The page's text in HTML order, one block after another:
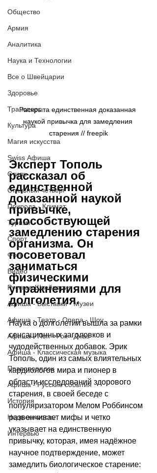
Общество
Армия
Аналитика
Наука и Технологии
Все о Швейцарии
Здоровье
Транспорт
Культура
Магия искусства
Swiss Афиша
Стиль
Стильный четверг
Природа - Климат
Туризм
Спорт
Фото
Видео
Русская Швейцария
Афиша - Выставки - Музеи
Афиша - Театр - Опера - Шоу
Афиша - Поп - Рок - Джаз
Афиша - Классическая музыка
Правопорядок
Афиша - Русские события
История
Недвижимость
Интервью
Раскрыта единственная доказанная
наукой привычка для замедления
старения // freepik
Эксперт Тополь
рассказал об
единственной
доказанной наукой
привычке,
способствующей
замедлению старения
организма. Он
посоветовал
заниматься
физическими
упражнениями для
долголетия.
Наука о долголетии вышла за рамки
сенсационных заголовков и
чудодейственных добавок. Эрик
Тополь, один из самых влиятельных
кардиологов мира и пионер в
области исследований здорового
старения, в своей беседе с
популяризатором Мелом Роббинсом
развенчивает мифы и четко
указывает на единственную
привычку, которая, имея надёжное
научное подтверждение, может
замедлить биологическое старение: